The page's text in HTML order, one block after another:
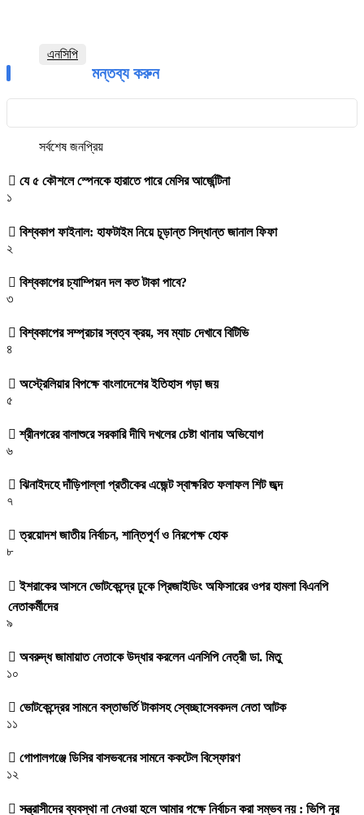
এনসিপি
মন্তব্য করুন
সর্বশেষ জনপ্রিয়
যে ৫ কৌশলে স্পেনকে হারাতে পারে মেসির আর্জেন্টিনা
১
বিশ্বকাপ ফাইনাল: হাফটাইম নিয়ে চূড়ান্ত সিদ্ধান্ত জানাল ফিফা
২
বিশ্বকাপের চ্যাম্পিয়ন দল কত টাকা পাবে?
৩
বিশ্বকাপের সম্প্রচার স্বত্ব ক্রয়, সব ম্যাচ দেখাবে বিটিভি
৪
অস্ট্রেলিয়ার বিপক্ষে বাংলাদেশের ইতিহাস গড়া জয়
৫
শ্রীনগরের বালাশুরে সরকারি দীঘি দখলের চেষ্টা থানায় অভিযোগ
৬
ঝিনাইদহে দাঁড়িপাল্লা প্রতীকের এজেন্ট স্বাক্ষরিত ফলাফল শিট জব্দ
৭
ত্রয়োদশ জাতীয় নির্বাচন, শান্তিপূর্ণ ও নিরপেক্ষ হোক
৮
ইশরাকের আসনে ভোটকেন্দ্রে ঢুকে প্রিজাইডিং অফিসারের ওপর হামলা বিএনপি
নেতাকর্মীদের
৯
অবরুদ্ধ জামায়াত নেতাকে উদ্ধার করলেন এনসিপি নেত্রী ডা. মিতু
১০
ভোটকেন্দ্রের সামনে বস্তাভর্তি টাকাসহ স্বেচ্ছাসেবকদল নেতা আটক
১১
গোপালগঞ্জে ডিসির বাসভবনের সামনে ককটেল বিস্ফোরণ
১২
সন্ত্রাসীদের ব্যবস্থা না নেওয়া হলে আমার পক্ষে নির্বাচন করা সম্ভব নয় : ভিপি নূর